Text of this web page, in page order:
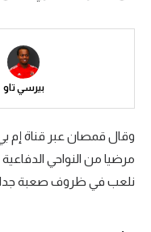
الدوري الإسباني
دوري أبطال أوروبا
بيرسي تاو
مرضيا من النواحي
نلعب في ظروف صعبة جدا